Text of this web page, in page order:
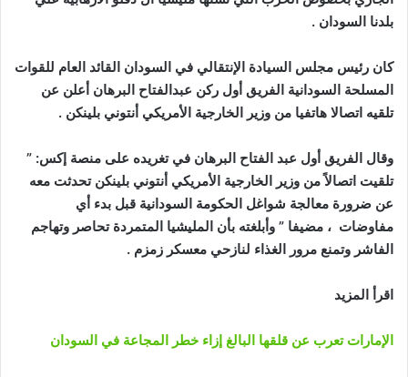
بلدنا السودان .
كان رئيس مجلس السيادة الإنتقالي في السودان القائد العام للقوات
المسلحة السودانية الفريق أول ركن عبدالفتاح البرهان أعلن عن
تلقيه اتصالا هاتفيا من وزير الخارجية الأمريكي أنتوني بلينكن .
وقال الفريق أول عبد الفتاح البرهان في تغريده على منصة إكس: ”
تلقيت اتصالاً من وزير الخارجية الأمريكي أنتوني بلينكن تحدثت معه
عن ضرورة معالجة شواغل الحكومة السودانية قبل بدء أي
مفاوضات ، مضيفا ” وأبلغته بأن المليشيا المتمردة تحاصر وتهاجم
الفاشر وتمنع مرور الغذاء لنازحي معسكر زمزم .
اقرأ المزيد
الإمارات تعرب عن قلقها البالغ إزاء خطر المجاعة في السودان